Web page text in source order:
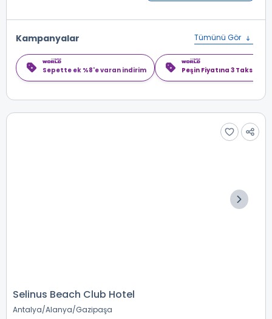
Kampanyalar Tümünü Gör
Sepette ek %8'e varan indirim Peşin Fiyatına 3 Taksit
Selinus Beach Club Hotel
Antalya Alanya Gazipaşa